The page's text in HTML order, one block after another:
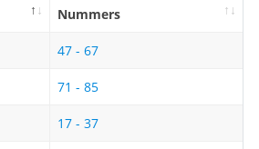
Nummers
47 - 67
71 - 85
17 - 37